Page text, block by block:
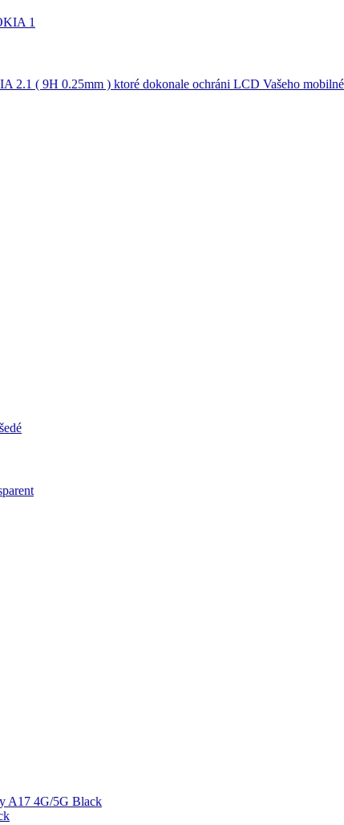
2.1 ( 9H 0.25mm ) ktoré dokonale ochráni LCD Vašeho